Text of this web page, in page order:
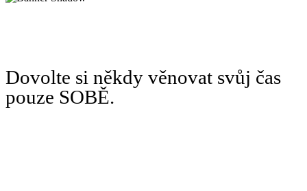
Dovolte si někdy věnovat svůj čas
pouze SOBĚ.